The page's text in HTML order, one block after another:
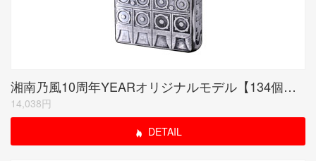
湘南乃風10周年YEARオリジナルモデル【134個限定品】
14,038円
DETAIL